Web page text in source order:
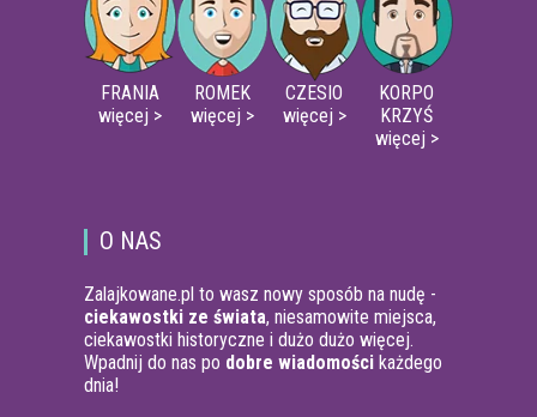
FRANIA
więcej >
ROMEK
więcej >
CZESIO
więcej >
KORPO
KRZYŚ
więcej >
O NAS
Zalajkowane.pl to wasz nowy sposób na nudę -
ciekawostki ze świata, niesamowite miejsca,
ciekawostki historyczne i dużo dużo więcej.
Wpadnij do nas po dobre wiadomości każdego
dnia!